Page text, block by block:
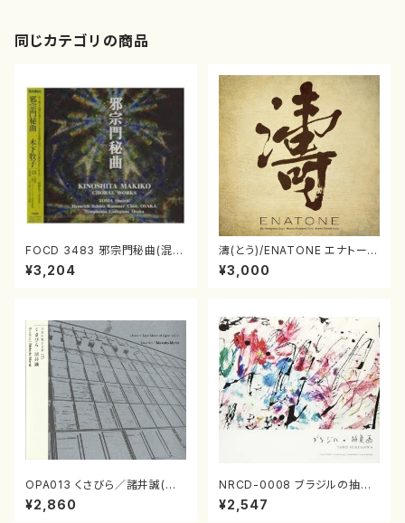
同じカテゴリの商品
FOCD 3483 邪宗門秘曲(混声
合唱/木下牧子/CD)
¥3,204
濤(とう)/ENATONE エナトーネ
(CD)
¥3,000
OPA013 くさびら／諸井誠(電
子音楽／CD)
¥2,860
NRCD-0008 ブラジルの抽象
画（ギター, パーカッション／C
D）
¥2,547